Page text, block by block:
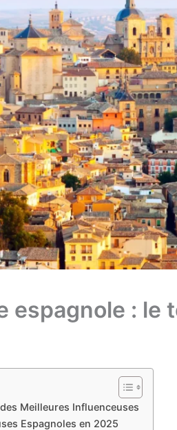
espagnole : le
Meilleures Influenceuses
Espagnoles en 2025